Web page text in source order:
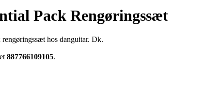
Pack Rengøringssæt
hos danguitar. Dk.
887766109105.